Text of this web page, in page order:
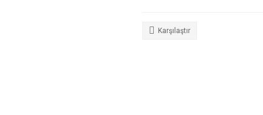
Karşılaştır